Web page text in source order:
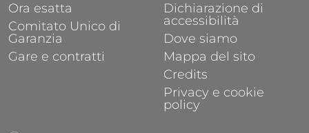
Ora esatta
Comitato Unico di
Garanzia
Gare e contratti
Dichiarazione di
accessibilità
Dove siamo
Mappa del sito
Credits
Privacy e cookie
policy